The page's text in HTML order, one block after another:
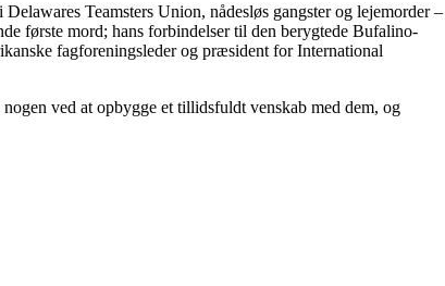
Teamsters Union, nådesløs gangster og lejemorder –
første mord; hans forbindelser til den berygtede Bufalino-
fagforeningsleder og præsident for International
ved at opbygge et tillidsfuldt venskab med dem, og